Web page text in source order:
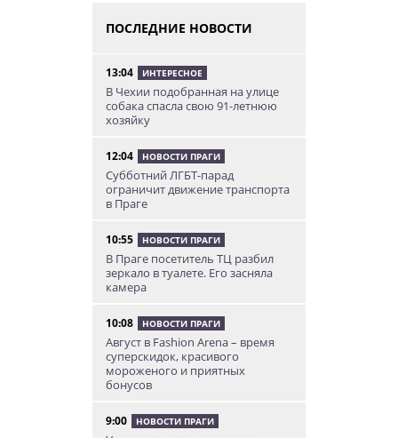
ПОСЛЕДНИЕ НОВОСТИ
13:04 ИНТЕРЕСНОЕ
В Чехии подобранная на улице
собака спасла свою 91-летнюю
хозяйку
12:04 НОВОСТИ ПРАГИ
Субботний ЛГБТ-парад
ограничит движение транспорта
в Праге
10:55 НОВОСТИ ПРАГИ
В Праге посетитель ТЦ разбил
зеркало в туалете. Его засняла
камера
10:08 НОВОСТИ ПРАГИ
Август в Fashion Arena – время
суперскидок, красивого
мороженого и приятных
бонусов
9:00 НОВОСТИ ПРАГИ